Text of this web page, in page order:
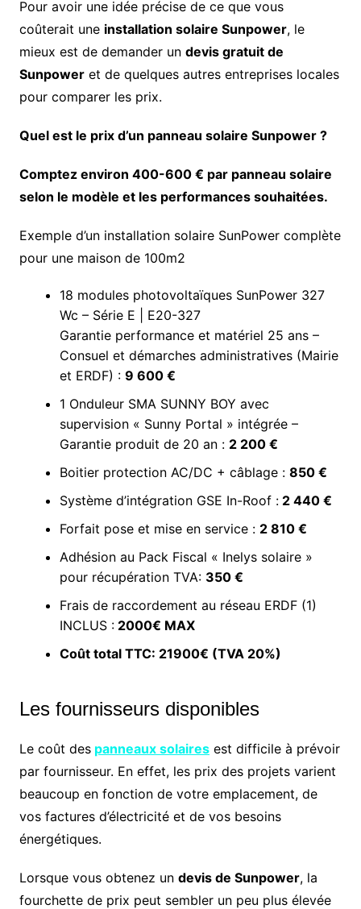
Pour avoir une idée précise de ce que vous
coûterait une installation solaire Sunpower, le
mieux est de demander un devis gratuit de
Sunpoweret de quelques autres entreprises locales
pour comparer les prix.
Quel est le prix d’un panneau solaire Sunpower ?
Comptez environ 400-600 € par panneau solaire
selon le modèle et les performances souhaitées.
Exemple d’un installation solaire SunPower complète
pour une maison de 100m2
18 modules photovoltaïques SunPower 327
Wc – Série E | E20-327
Garantie performance et matériel 25 ans –
Consuel et démarches administratives (Mairie
et ERDF) : 9 600 €
1 Onduleur SMA SUNNY BOY avec
supervision « Sunny Portal » intégrée –
Garantie produit de 20 an : 2 200 €
Boitier protection AC/DC + câblage : 850 €
Système d’intégration GSE In-Roof :2 440 €
Forfait pose et mise en service : 2 810 €
Adhésion au Pack Fiscal « Inelys solaire »
pour récupération TVA: 350 €
Frais de raccordement au réseau ERDF (1)
INCLUS :2000€ MAX
Coût total TTC: 21900€ (TVA 20%)
Les fournisseurs disponibles
Le coût des panneaux solairesest difficile à prévoir
par fournisseur. En effet, les prix des projets varient
beaucoup en fonction de votre emplacement, de
vos factures d’électricité et de vos besoins
énergétiques.
Lorsque vous obtenez un devis de Sunpower, la
fourchette de prix peut sembler un peu plus élevée